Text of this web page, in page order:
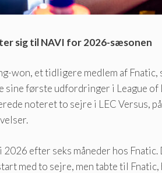
sig til NAVI for 2026-sæsonen
won, et tidligere medlem af
sine første udfordringer i League
noteret to sejre i LEC Versus,
2026 efter seks måneder hos
med to sejre, men tabte til